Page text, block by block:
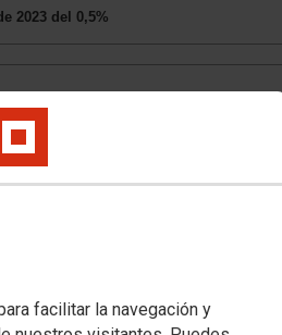
facilitar la navegación y
2023 del 0,5%
el 2.1% y por tanto se